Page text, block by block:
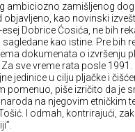
ambiciozno zamišljenog
objavljeno, kao novinski
Dobrice Ćosića, ne bih
kao istine. Pre bih
dokumenata o izvršenju
sve vreme rata posle 1991.
jedinice u cilju pljačke i
pomenuo, piše izričito da je
na njegovim etničkim
I odmah, kontrirajući,